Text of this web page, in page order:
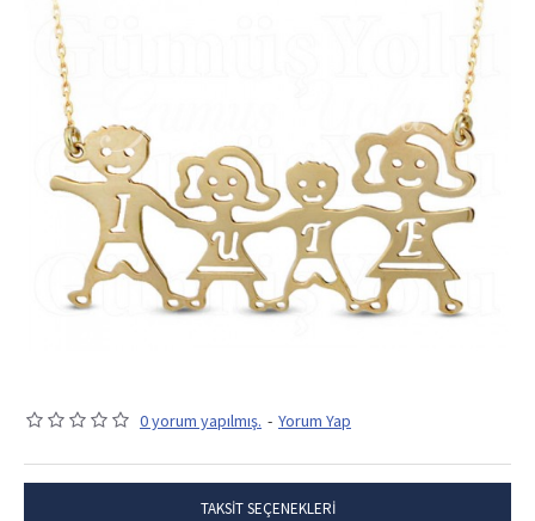
0 yorum yapılmış. - Yorum Yap
TAKSIT SEÇENEKLERI